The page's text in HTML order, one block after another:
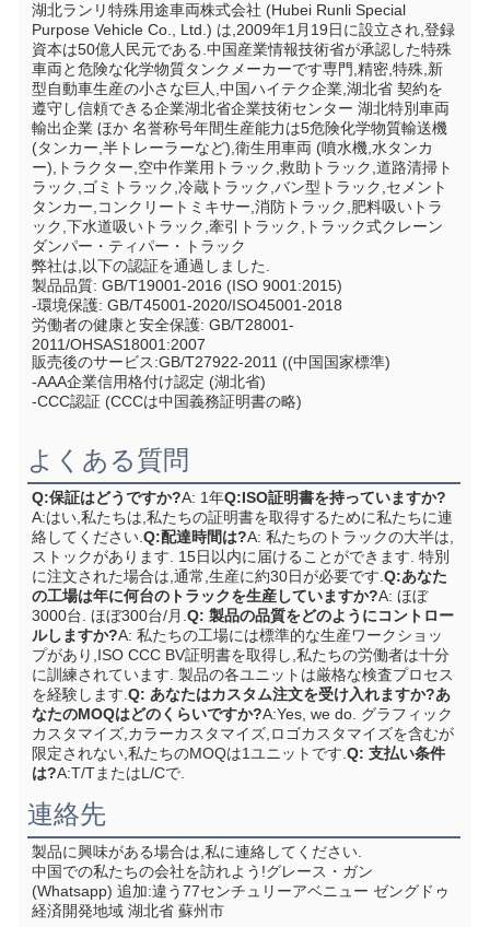
湖北ランリ特殊用途車両株式会社 (Hubei Runli Special
Purpose Vehicle Co., Ltd.) は,2009年1月19日に設立され,登録
資本は50億人民元である.中国産業情報技術省が承認した特殊
車両と危険な化学物質タンクメーカーです専門,精密,特殊,新
型自動車生産の小さな巨人,中国ハイテク企業,湖北省 契約を
遵守し信頼できる企業湖北省企業技術センター 湖北特別車両
輸出企業 ほか 名誉称号年間生産能力は5危険化学物質輸送機
(タンカー,半トレーラーなど),衛生用車両 (噴水機,水タンカ
ー),トラクター,空中作業用トラック,救助トラック,道路清掃ト
ラック,ゴミトラック,冷蔵トラック,バン型トラック,セメント
タンカー,コンクリートミキサー,消防トラック,肥料吸いトラ
ック,下水道吸いトラック,牽引トラック,トラック式クレーン
ダンパー・ティパー・トラック
弊社は,以下の認証を通過しました.
製品品質: GB/T19001-2016 (ISO 9001:2015)
-環境保護: GB/T45001-2020/ISO45001-2018
労働者の健康と安全保護: GB/T28001-
2011/OHSAS18001:2007
販売後のサービス:GB/T27922-2011 ((中国国家標準)
-AAA企業信用格付け認定 (湖北省)
-CCC認証 (CCCは中国義務証明書の略)
よくある質問
Q:保証はどうですか?A: 1年Q:ISO証明書を持っていますか?
A:はい,私たちは,私たちの証明書を取得するために私たちに連
絡してください. Q:配達時間は?A: 私たちのトラックの大半は,
ストックがあります. 15日以内に届けることができます. 特別
に注文された場合は,通常,生産に約30日が必要です. Q:あなた
の工場は年に何台のトラックを生産していますか?A: ほぼ
3000台. ほぼ300台/月. Q: 製品の品質をどのようにコントロー
ルしますか?A: 私たちの工場には標準的な生産ワークショッ
プがあり,ISO CCC BV証明書を取得し,私たちの労働者は十分
に訓練されています. 製品の各ユニットは厳格な検査プロセス
を経験します. Q: あなたはカスタム注文を受け入れますか?あ
なたのMOQはどのくらいですか?A:Yes, we do. グラフィック
カスタマイズ,カラーカスタマイズ,ロゴカスタマイズを含むが
限定されない,私たちのMOQは1ユニットです. Q: 支払い条件
は?A:T/TまたはL/Cで.
連絡先
製品に興味がある場合は,私に連絡してください.
中国での私たちの会社を訪れよう!グレース・ガン
(Whatsapp) 追加:違う77センチュリーアベニュー ゼングドゥ
経済開発地域 湖北省 蘇州市